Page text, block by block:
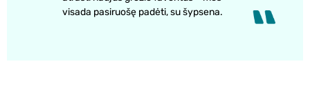
visada pasiruošę padėti, su šypsena.